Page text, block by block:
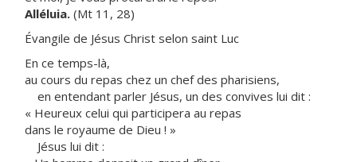
Alléluia. (Mt 11, 28)
Évangile de Jésus Christ selon saint Luc
En ce temps-là,
au cours du repas chez un chef des pharisiens,
en entendant parler Jésus, un des convives lui dit :
« Heureux celui qui participera au repas
dans le royaume de Dieu ! »
Jésus lui dit :